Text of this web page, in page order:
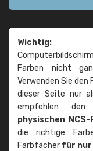
Wichtig:
Farben nicht
Verwenden Sie den
dieser Seite nur
empfehlen den
physischen
die richtige
Farbfächer für nur